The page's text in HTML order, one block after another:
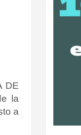
DE
la
a